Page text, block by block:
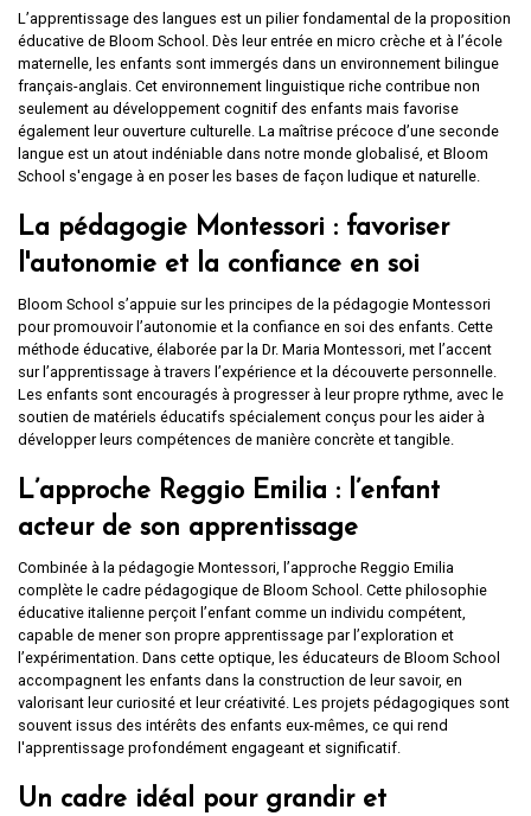
L’apprentissage des langues est un pilier fondamental de la proposition
éducative de Bloom School. Dès leur entrée en micro crèche et à l’école
maternelle, les enfants sont immergés dans un environnement bilingue
français-anglais. Cet environnement linguistique riche contribue non
seulement au développement cognitif des enfants mais favorise
également leur ouverture culturelle. La maîtrise précoce d’une seconde
langue est un atout indéniable dans notre monde globalisé, et Bloom
School s'engage à en poser les bases de façon ludique et naturelle.
La pédagogie Montessori : favoriser
l'autonomie et la confiance en soi
Bloom School s’appuie sur les principes de la pédagogie Montessori
pour promouvoir l’autonomie et la confiance en soi des enfants. Cette
méthode éducative, élaborée par la Dr. Maria Montessori, met l’accent
sur l’apprentissage à travers l’expérience et la découverte personnelle.
Les enfants sont encouragés à progresser à leur propre rythme, avec le
soutien de matériels éducatifs spécialement conçus pour les aider à
développer leurs compétences de manière concrète et tangible.
L’approche Reggio Emilia : l’enfant
acteur de son apprentissage
Combinée à la pédagogie Montessori, l’approche Reggio Emilia
complète le cadre pédagogique de Bloom School. Cette philosophie
éducative italienne perçoit l’enfant comme un individu compétent,
capable de mener son propre apprentissage par l’exploration et
l’expérimentation. Dans cette optique, les éducateurs de Bloom School
accompagnent les enfants dans la construction de leur savoir, en
valorisant leur curiosité et leur créativité. Les projets pédagogiques sont
souvent issus des intérêts des enfants eux-mêmes, ce qui rend
l'apprentissage profondément engageant et significatif.
Un cadre idéal pour grandir et